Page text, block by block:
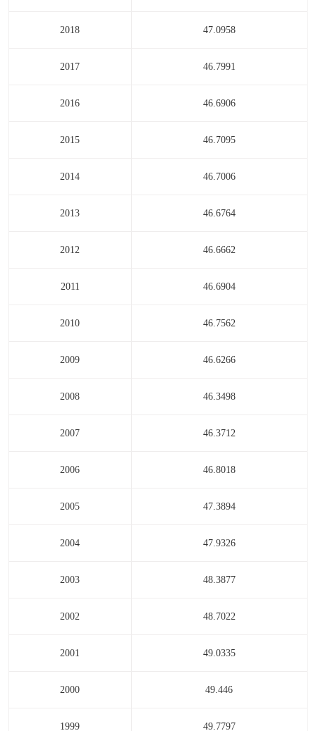
2018 47.0958
2017 46.7991
2016 46.6906
2015 46.7095
2014 46.7006
2013 46.6764
2012 46.6662
2011 46.6904
2010 46.7562
2009 46.6266
2008 46.3498
2007 46.3712
2006 46.8018
2005 47.3894
2004 47.9326
2003 48.3877
2002 48.7022
2001 49.0335
2000 49.446
1999 49.7797